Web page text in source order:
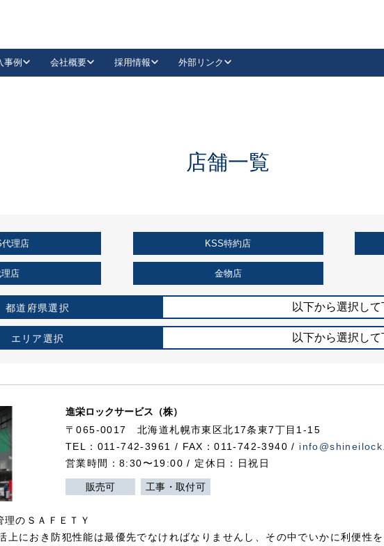
抗ウイルス・抗菌製品
事例
企業様採用事例
会社概要 採用情報 外部リンク
LinkedIn店舗一覧
代理店 KSS特約店
店 金物店
都道府県選択 以下から選択し
エリア選択 以下から選択し
進栄ロックサービス（株）
〒065-0017 北海道札幌市東区北17条東7丁目1-15
TEL：011-742-3961 / FAX：011-742-3940 /
営業時間：8:30〜19:00 / 定休日：日祝日
販売可 工事・取付可
のＳＡＦＥＴＹ
上におき防犯性能は最優先でなければなりませんし、その中でいかに利便性